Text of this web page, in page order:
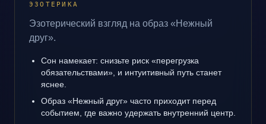
ЭЗОТЕРИКА
Эзотерический взгляд на образ «Нежный
друг».
Сон намекает: снизьте риск «перегрузка
обязательствами», и интуитивный путь станет
яснее.
Образ «Нежный друг» часто приходит перед
событием, где важно удержать внутренний центр.